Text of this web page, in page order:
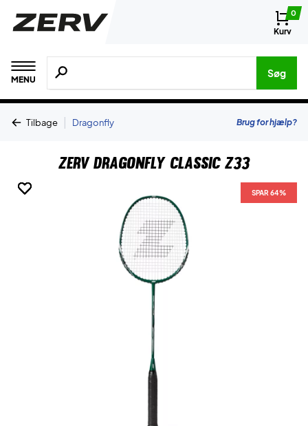
0
Kurv
MENU
Søg efter produkter, mærker etc.
Søg
Tilbage | Dragonfly Brug for hjælp?
ZERV Dragonfly Classic Z33
SPAR 64%
SPAR 64%
SPAR 64%
SPAR 64%